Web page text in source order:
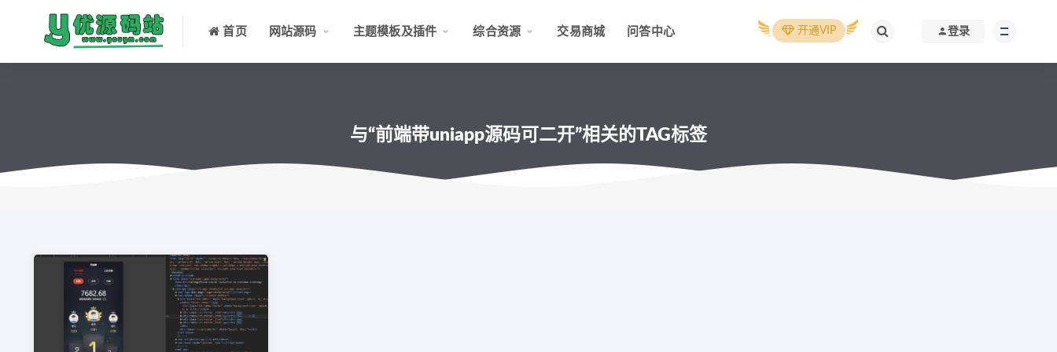
首页 网站源码 主题模板及插件 综合资源 交易商城 问答中心 开通VIP 登录
与“前端带uniapp源码可二开”相关的TAG标签